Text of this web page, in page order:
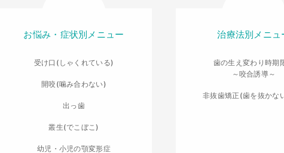
お悩み・症状別メニュー
受け口(しゃくれている)
開咬(噛み合わない)
出っ歯
叢生(でこぼこ)
幼児・小児の顎変形症
治療法別メニュ
歯の生え変わり時期
～咬合誘導～
非抜歯矯正(歯を抜かな